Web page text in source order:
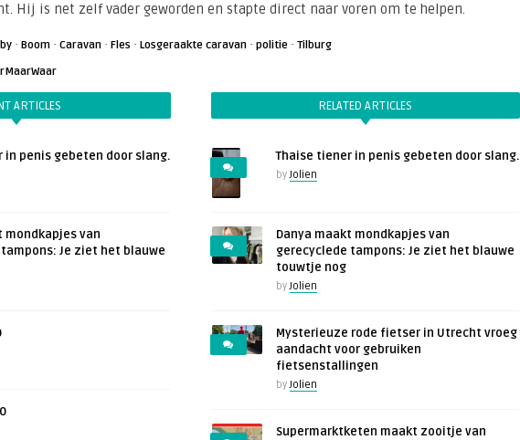
Hij is net zelf vader geworden en stapte direct naar voren om te helpen.
· Boom · Caravan · Fles · Losgeraakte caravan · politie · Tilburg
ARTICLES
in penis gebeten door slang.
mondkapjes van
Je ziet het blauwe
RELATED ARTICLES
Thaise tiener in penis gebeten door slang.
byJolien
Danya maakt mondkapjes van
gerecyclede tampons: Je ziet het blauwe
touwtje nog
byJolien
Mysterieuze rode fietser in Utrecht vroeg
aandacht voor gebruiken
fietsenstallingen
byJolien
Supermarktketen maakt zooitje van